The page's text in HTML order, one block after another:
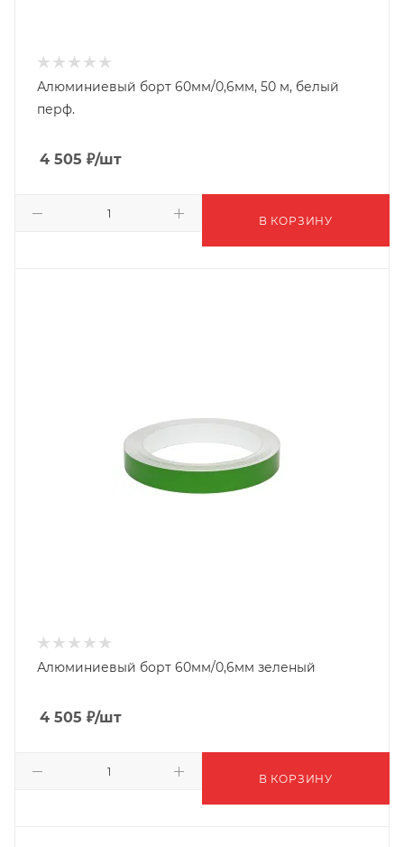
Алюминиевый борт 60мм/0,6мм, 50 м, белый
перф.
4 505 ₽/шт
В КОРЗИНУ
Алюминиевый борт 60мм/0,6мм зеленый
4 505 ₽/шт
В КОРЗИНУ